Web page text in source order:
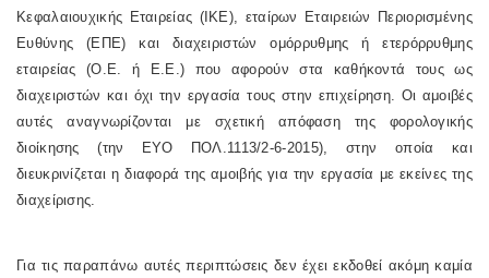
Κεφαλαιουχικής Εταιρείας (ΙΚΕ), εταίρων Εταιρειών Περιορισμένης
Ευθύνης (ΕΠΕ) και διαχειριστών ομόρρυθμης ή ετερόρρυθμης
εταιρείας (Ο.Ε. ή Ε.Ε.) που αφορούν στα καθήκοντά τους ως
διαχειριστών και όχι την εργασία τους στην επιχείρηση. Οι αμοιβές
αυτές αναγνωρίζονται με σχετική απόφαση της φορολογικής
διοίκησης (την ΕΥΟ ΠΟΛ.1113/2-6-2015), στην οποία και
διευκρινίζεται η διαφορά της αμοιβής για την εργασία με εκείνες της
διαχείρισης.
Για τις παραπάνω αυτές περιπτώσεις δεν έχει εκδοθεί ακόμη καμία